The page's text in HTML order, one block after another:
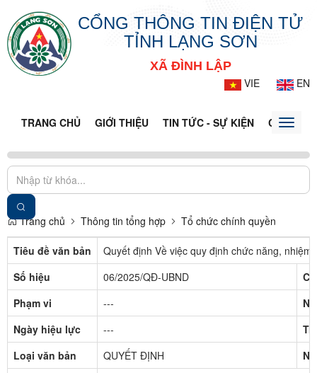
CỔNG THÔNG TIN ĐIỆN TỬ
TỈNH LẠNG SƠN
XÃ ĐÌNH LẬP
VIE
EN
TRANG CHỦ GIỚI THIỆU TIN TỨC - SỰ KIỆN CỔNGToggle
Trang chủ Thông tin tổng hợp Tổ chức chính quyền
Tiêu đề văn bản
Quyết định Về việc quy định chức năng,
Số hiệu
06/2025/QĐ-UBND
Phạm vi
---
Ngày hiệu lực
---
Loại văn bản
QUYẾT ĐỊNH